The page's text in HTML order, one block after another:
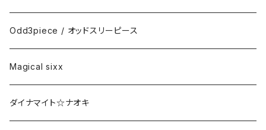
Odd3piece / オッドスリーピース
Magical sixx
ダイナマイト☆ナオキ